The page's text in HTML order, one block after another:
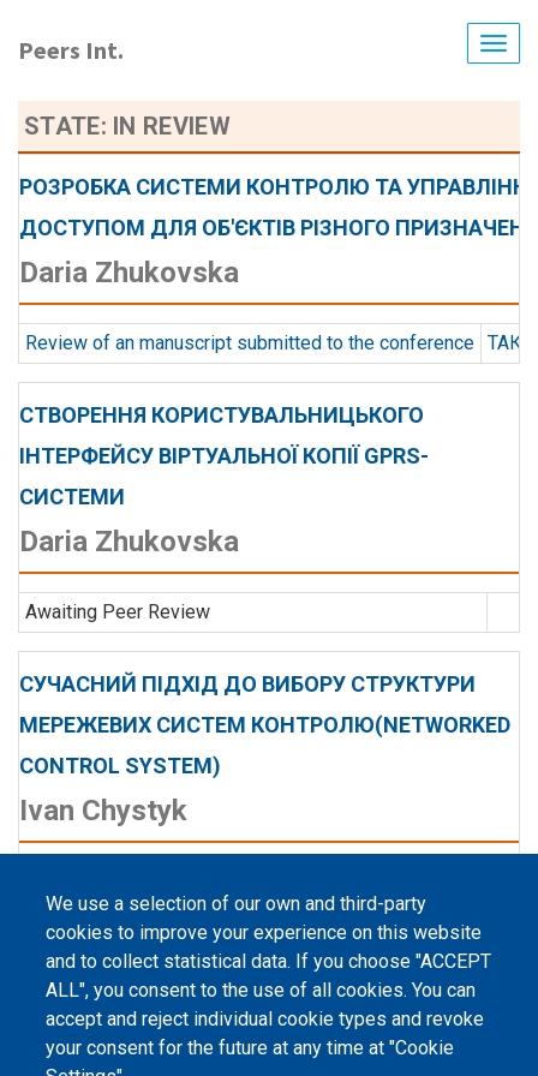
main
Peers Int.
STATE: IN REVIEW
РОЗРОБКА СИСТЕМИ КОНТРОЛЮ ТА
ДОСТУПОМ ДЛЯ ОБ'ЄКТІВ РІЗНОГО
Daria Zhukovska
Review of an manuscript submitted to the conference ТАК
СТВОРЕННЯ КОРИСТУВАЛЬНИЦЬКОГО
ІНТЕРФЕЙСУ ВІРТУАЛЬНОЇ КОПІЇ GPRS-
СИСТЕМИ
Daria Zhukovska
Awaiting Peer Review
СУЧАСНИЙ ПІДХІД ДО ВИБОРУ СТРУКТУРИ
МЕРЕЖЕВИХ СИСТЕМ КОНТРОЛЮ(NETWORKED
CONTROL SYSTEM)
Ivan Chystyk
We use a selection of our own and third-party
cookies to improve your experience on this website
and to collect statistical data. If you choose "ACCEPT
ALL", you consent to the use of all cookies. You can
accept and reject individual cookie types and revoke
your consent for the future at any time at "Cookie
Peers International, the open peer review platfrom,
2023-2026. |Cookie Settings.